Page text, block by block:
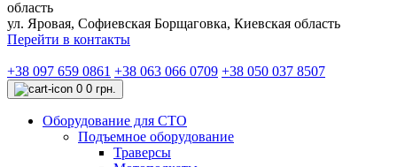
область
ул. Яровая, Софиевская Борщаговка, Киевская область
Перейти в контакты
+38 097 659 0861 +38 063 066 0709 +38 050 037 8507
0 0 грн.
Оборудование для СТО
Подъемное оборудование
Траверсы